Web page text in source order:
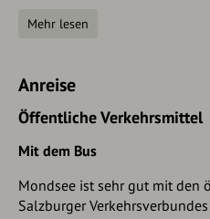
weiter zum Schober, einem
steiler Steig bergab. Die
können es aber in sich haben.
kann auch den bekannten
absteigen. Achtung der
Untergrund bzw. schlechter
Tour über den Wanderweg 10
Mehr lesen
Anreise
Öffentliche Verkehrsmittel
Mit dem Bus
Mondsee ist sehr gut mit den
Salzburger